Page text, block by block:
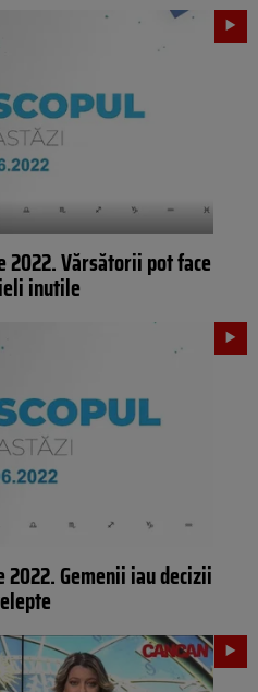
2022. Vărsătorii pot face
inutile
2022. Gemenii iau decizii